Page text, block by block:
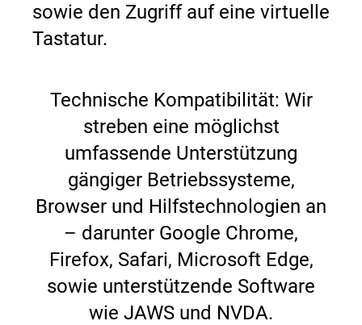
sowie den Zugriff auf eine virtuelle
Tastatur.
Technische Kompatibilität: Wir
streben eine möglichst
umfassende Unterstützung
gängiger Betriebssysteme,
Browser und Hilfstechnologien an
– darunter Google Chrome,
Firefox, Safari, Microsoft Edge,
sowie unterstützende Software
wie JAWS und NVDA.